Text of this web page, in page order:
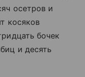
осетров и
косяков
бочек
и десять